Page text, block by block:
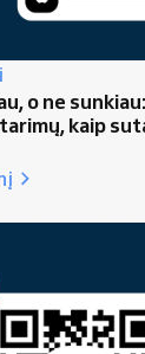
o ne
kaip